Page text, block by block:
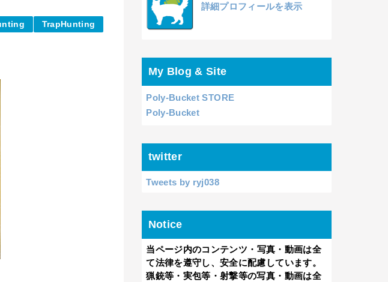
TrapHunting
詳細プロフィールを表示
My Blog & Site
Poly-Bucket STORE
Poly-Bucket
twitter
Tweets by ryj038
Notice
当ページ内のコンテンツ・ 写真・動画は全
て法律を遵守し、安全に配慮しています。
猟銃等・実包等・射撃等の写真・動画は全